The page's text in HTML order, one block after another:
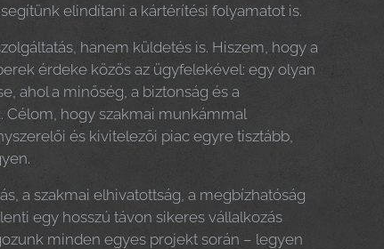
elindítani a kártérítési folyamatot is.
hanem küldetés is. Hiszem, hogy a
érdeke közös az ügyfelekével: egy olyan
ahol a minőség, a biztonság és a
Célom, hogy szakmai munkámmal
és kivitelezői piac egyre tisztább,
a szakmai elhivatottság, a megbízhatóság
egy hosszú távon sikeres vállalkozás
minden egyes projekt során – legyen